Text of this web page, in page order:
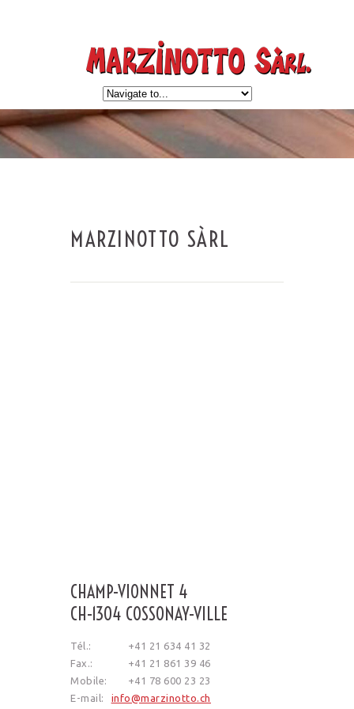
MARZINOTTO SÀRL
CHAMP-VIONNET 4
CH-1304 COSSONAY-VILLE
Tél.:
+41 21 634 41 32
Fax.:
+41 21 861 39 46
Mobile:
+41 78 600 23 23
E-mail:
info@marzinotto.ch